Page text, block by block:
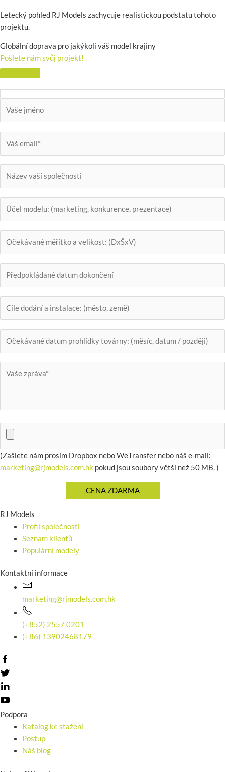
Letecký pohled RJ Models zachycuje realistickou podstatu tohoto
projektu.
Globální doprava pro jakýkoli váš model krajiny
Pošlete nám svůj projekt!
(Zašlete nám prosím Dropbox nebo WeTransfer nebo náš e-mail:
marketing@rjmodels.com.hk pokud jsou soubory větší než 50 MB. )
RJ Models
Profil společnosti
Seznam klientů
Populární modely
Kontaktní informace
marketing@rjmodels.com.hk
(+852) 2557 0201
(+86) 13902468179
Podpora
Katalog ke stažení
Postup
Náš blog